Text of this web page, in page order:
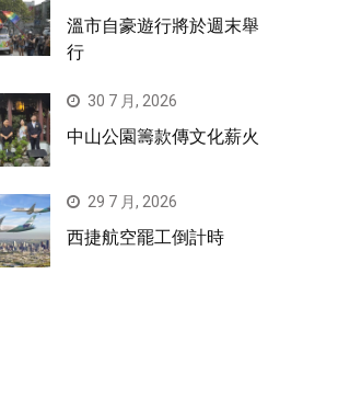
溫市自豪遊行將於週末舉
行
30 7 月, 2026
中山公園籌款傳文化薪火
29 7 月, 2026
西捷航空罷工倒計時